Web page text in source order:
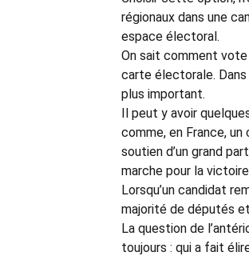
régionaux dans une
espace électoral.
On sait comment
carte électorale.
plus important.
Il peut y avoir
comme, en France,
soutien d’un grand
marche pour la
Lorsqu’un candidat
majorité de députés
La question de
toujours : qui a fait